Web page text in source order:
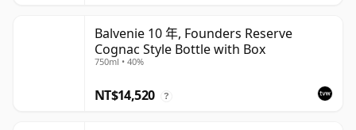
Balvenie 10 年, Founders Reserve
Cognac Style Bottle with Box
750ml • 40%
NT$14,520 ?